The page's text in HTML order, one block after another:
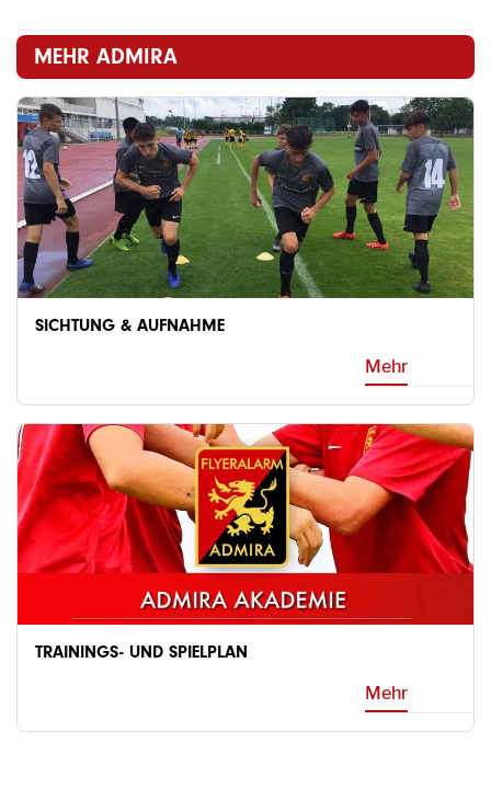
MEHR ADMIRA
SICHTUNG & AUFNAHME
Mehr
TRAININGS- UND SPIELPLAN
Mehr